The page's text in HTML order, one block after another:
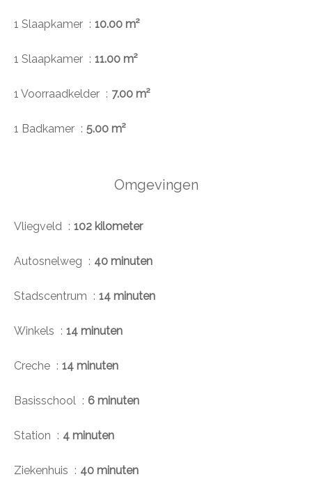
1 Slaapkamer 10.00 m²
1 Slaapkamer 11.00 m²
1 Voorraadkelder 7.00 m²
1 Badkamer 5.00 m²
Omgevingen
Vliegveld 102 kilometer
Autosnelweg 40 minuten
Stadscentrum 14 minuten
Winkels 14 minuten
Creche 14 minuten
Basisschool 6 minuten
Station 4 minuten
Ziekenhuis 40 minuten